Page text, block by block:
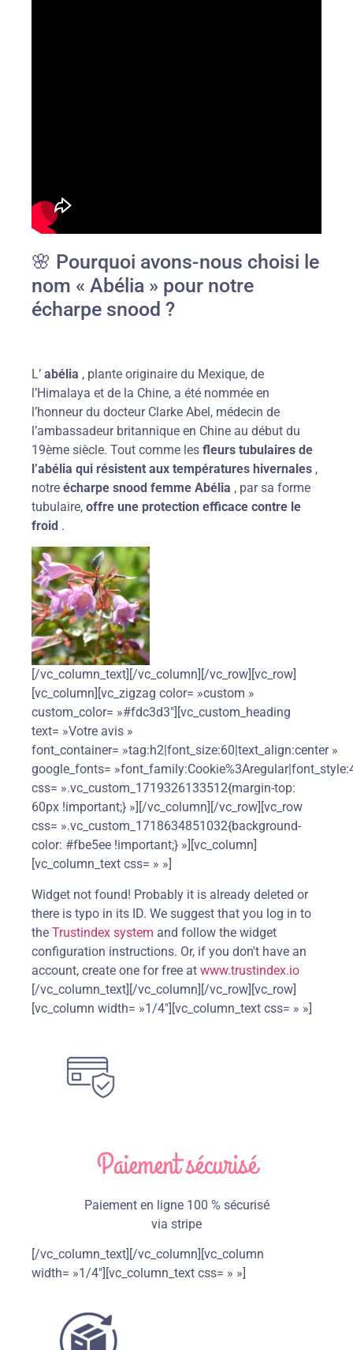
🌸 Pourquoi avons-nous choisi le
nom « Abélia » pour notre
écharpe snood ?
L’ abélia , plante originaire du Mexique, de
l’Himalaya et de la Chine, a été nommée en
l’honneur du docteur Clarke Abel, médecin de
l’ambassadeur britannique en Chine au début du
19ème siècle. Tout comme les fleurs tubulaires de
l’abélia qui résistent aux températures hivernales ,
notre écharpe snood femme Abélia , par sa forme
tubulaire, offre une protection efficace contre le
froid .
[/vc_column_text][/vc_column][/vc_row][vc_row]
[vc_column][vc_zigzag color= »custom »
custom_color= »#fdc3d3″][vc_custom_heading
text= »Votre avis »
font_container= »tag:h2|font_size:60|text_align:center »
google_fonts=
css= ».vc_custom_1719326133512{margin-top:
60px !important;} »][/vc_column][/vc_row][vc_row
css= ».vc_custom_1718634851032{background-
color: #fbe5ee !important;} »][vc_column]
[vc_column_text css= » »]
Widget not found! Probably it is already deleted or
there is typo in its ID. We suggest that you log in to
the Trustindex system and follow the widget
configuration instructions. Or, if you don't have an
account, create one for free at www.trustindex.io
[/vc_column_text][/vc_column][/vc_row][vc_row]
[vc_column width= »1/4″][vc_column_text css= » »]
Paiement sécurisé
Paiement en ligne 100 % sécurisé
via stripe
[/vc_column_text][/vc_column][vc_column
width= »1/4″][vc_column_text css= » »]